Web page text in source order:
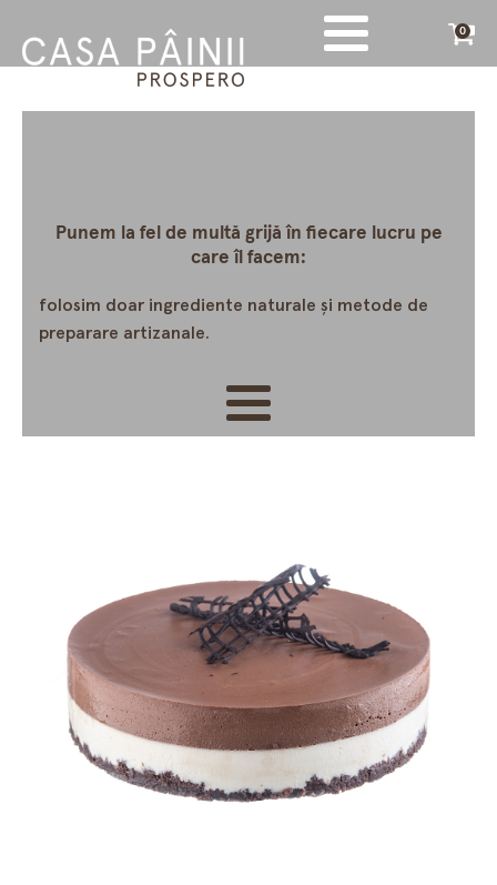
0
Punem la fel de multă grijă în fiecare lucru pe
care îl facem:
folosim doar ingrediente naturale și metode de
preparare artizanale.